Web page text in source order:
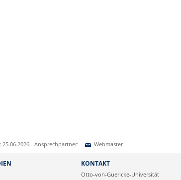
- Ansprechpartner: Webmaster
KONTAKT
Otto-von-Guericke-Universität